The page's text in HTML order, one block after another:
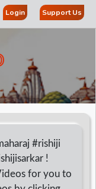
Login Support Us
#rishiji
!
for you to